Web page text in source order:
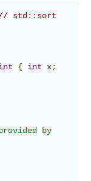
std::sort
{ int x;
by